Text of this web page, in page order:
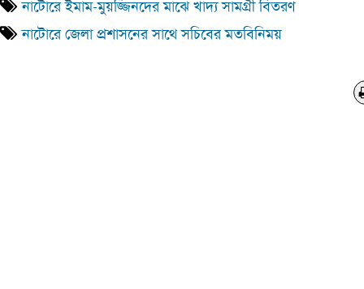
নাটোরে ইমাম-মুয়জ্জিনদের মাঝে খাদ্য সামগ্রী বিতরণ
নাটোরে জেলা প্রশাসনের সাথে সচিবের মতবিনিময়